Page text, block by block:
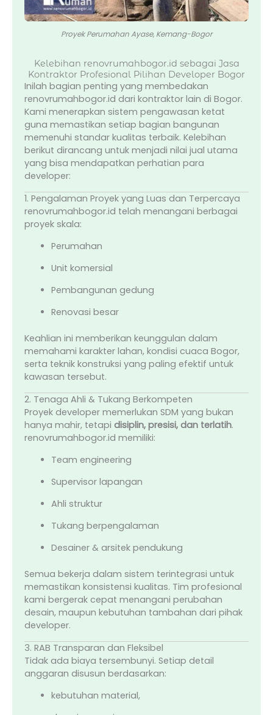
Proyek Perumahan Ayase, Kemang-Bogor
Kelebihan renovrumahbogor.id sebagai Jasa
Kontraktor Profesional Pilihan Developer Bogor
Inilah bagian penting yang membedakan
renovrumahbogor.id dari kontraktor lain di Bogor.
Kami menerapkan sistem pengawasan ketat
guna memastikan setiap bagian bangunan
memenuhi standar kualitas terbaik. Kelebihan
berikut dirancang untuk menjadi nilai jual utama
yang bisa mendapatkan perhatian para
developer:
1. Pengalaman Proyek yang Luas dan Terpercaya
renovrumahbogor.id telah menangani berbagai
proyek skala:
Perumahan
Unit komersial
Pembangunan gedung
Renovasi besar
Keahlian ini memberikan keunggulan dalam
memahami karakter lahan, kondisi cuaca Bogor,
serta teknik konstruksi yang paling efektif untuk
kawasan tersebut.
2. Tenaga Ahli & Tukang Berkompeten
Proyek developer memerlukan SDM yang bukan
hanya mahir, tetapi disiplin, presisi, dan terlatih.
renovrumahbogor.id memiliki:
Team engineering
Supervisor lapangan
Ahli struktur
Tukang berpengalaman
Desainer & arsitek pendukung
Semua bekerja dalam sistem terintegrasi untuk
memastikan konsistensi kualitas. Tim profesional
kami bergerak cepat menangani perubahan
desain, maupun kebutuhan tambahan dari pihak
developer.
3. RAB Transparan dan Fleksibel
Tidak ada biaya tersembunyi. Setiap detail
anggaran disusun berdasarkan:
kebutuhan material,